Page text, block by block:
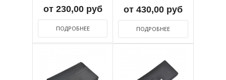
от 230,00 руб
ПОДРОБНЕЕ
от 430,00 руб
ПОДРОБНЕЕ